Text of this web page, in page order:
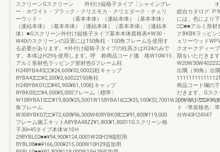
スクリーンGスクリーン 外付け縦格子タイプ〔シャイングレ
ー・ホワイト・ブラック・クリエモカ・クリエダーク・チェリ
ーウッド・ （基本本体）（連結本体）（基本本体）
（連結本体）（基本本体）（連結本体）（基本本体）（連結本
体）■Gスクリーン外付け縦格子タイプ基本本体規格表※W30・
W40のスクリーンの設置には150角柱・150角フレームを使用す
る必要があります。※外付け縦格子タイプの柱高さはH24のみで
す。本体はH29を使用します。呼 称商品コード価 格W10W15
アルミ形材色ラッピング形材色Gフレーム柱
H248YBA45□□¥24,600¥32,00022柱キャップ
8YBA42□□¥2,200¥2,60022150角柱
H248YBK01□□¥45,900¥61,100柱キャップ
8YBK05□□¥4,500¥5,000フレーム〔標準〕
角フレーム
W308YBK07□□¥72,600¥96,300W408YBK08□□¥91,800¥119,000
フレーム施工キットA8YBA48ZZ¥1,800¥1,80011Gスクリーン格
子30×45タイプ本体Ｗ10Ｈ
298YBL02■■¥94,900¥124,0001W20H29端部用
8YBL08■■¥166,000¥215,000W10H29追加用
オーク・
総合カタログ
には、色により
□□■■アルミ形材
クBKBKラッピン
ェリーウッド
クオークディー
期をいただきま
出隅（90角）出
商品コード欄の
だきます。Gス
シャイングレー
ド〈準規格色〉
分W40H24547